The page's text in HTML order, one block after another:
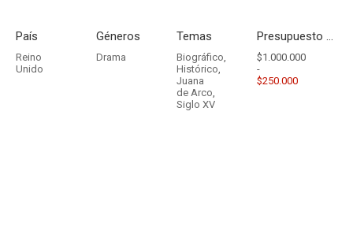
País
Reino
Unido
Géneros
Drama
Temas
Biográfico,
Histórico,
Juana
de Arco,
Siglo XV
Presupuesto - Ingresos
$1.000.000
-
$250.000